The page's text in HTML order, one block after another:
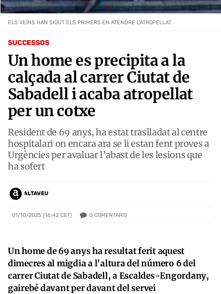
SUCCESSOS
Un home es precipita a la
calçada al carrer Ciutat de
Sabadell i acaba atropellat
per un cotxe
Resident de 69 anys, ha estat traslladat al centre
hospitalari on encara ara se li estan fent proves a
Urgències per avaluar l’abast de les lesions que
ha sofert
ALTAVEU
01/10/2025 (16:42 CET) 0 COMENTARIS
ELS VEÏNS HAN SIGUT ELS PRIMERS EN ATENDRE L'ATROPELLAT.
Un home de 69 anys ha resultat ferit aquest
dimecres al migdia a l'altura del número 6 del
carrer Ciutat de Sabadell, a Escaldes-Engordany,
gairebé davant per davant del servei